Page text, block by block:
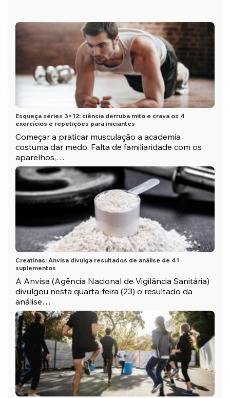
Esqueça séries 3×12: ciência derruba mito e crava os 4
exercícios e repetições para iniciantes
Começar a praticar musculação a academia
costuma dar medo. Falta de familiaridade com os
aparelhos,…
Creatinas: Anvisa divulga resultados de análise de 41
suplementos
A Anvisa (Agência Nacional de Vigilância Sanitária)
divulgou nesta quarta-feira (23) o resultado da
análise…